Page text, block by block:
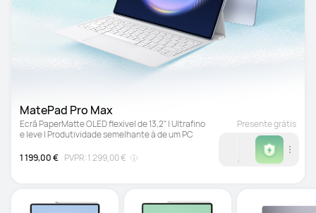
MatePad Pro Max
Ecrã PaperMatte OLED flexível de 13,2" | Ultrafino
e leve | Produtividade semelhante à de um PC
1 199,00 € PVPR:1 299,00 €
Presente grátis